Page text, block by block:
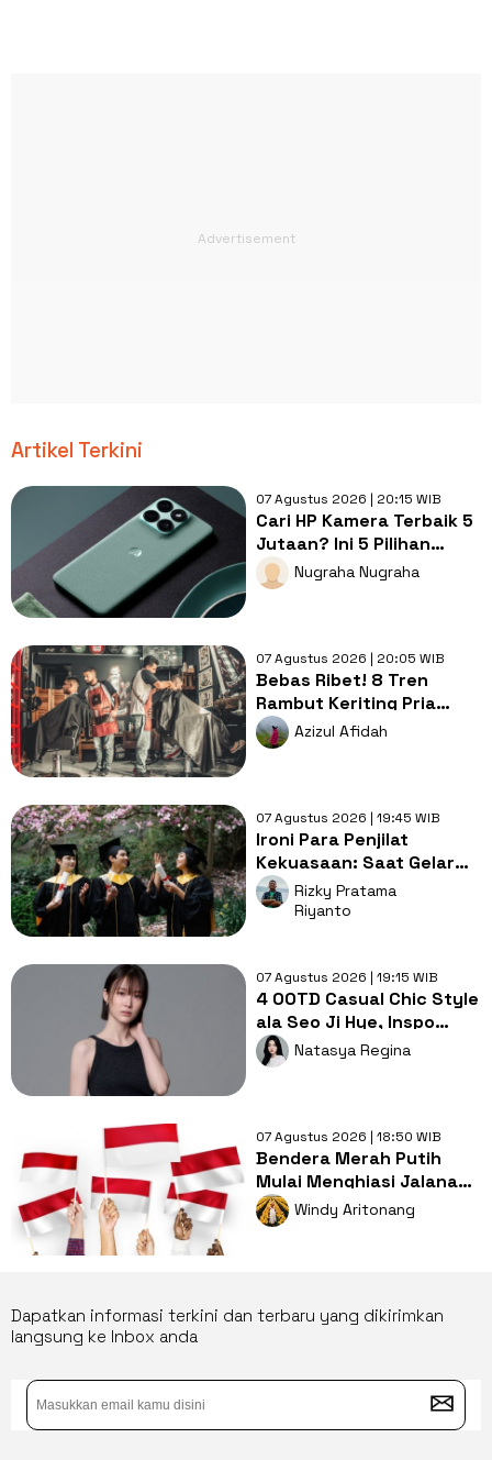
Artikel Terkini
07 Agustus 2026 | 20:15 WIB
Cari HP Kamera Terbaik 5
Jutaan? Ini 5 Pilihan
dengan Foto Paling Tajam
Nugraha Nugraha
07 Agustus 2026 | 20:05 WIB
Bebas Ribet! 8 Tren
Rambut Keriting Pria
untuk Wajah Kotak yang
Gampang Ditata
Azizul Afidah
07 Agustus 2026 | 19:45 WIB
Ironi Para Penjilat
Kekuasaan: Saat Gelar
Akademis Kalah oleh
Mental ABS
Rizky Pratama
Riyanto
07 Agustus 2026 | 19:15 WIB
4 OOTD Casual Chic Style
ala Seo Ji Hye, Inspo
Gaya Ngampus Sampai
Ngantor!
Natasya Regina
07 Agustus 2026 | 18:50 WIB
Bendera Merah Putih
Mulai Menghiasi Jalanan,
Mengapa Tradisi ini
Penting?
Windy Aritonang
Dapatkan informasi terkini dan terbaru yang dikirimkan
langsung ke Inbox anda